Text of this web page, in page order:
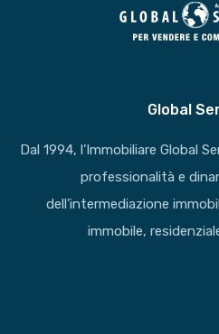
Global
Dal 1994, l’Immobiliare Global
professionalità e
dell’intermediazione
immobile,